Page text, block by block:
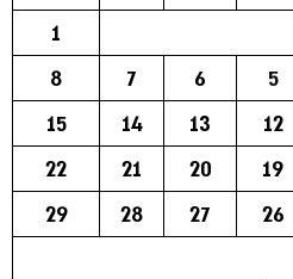
1
5
6
7
8
12
13
14
15
19
20
21
22
26
27
28
29